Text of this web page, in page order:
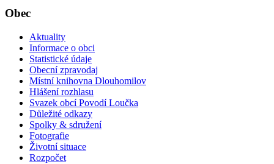
Obec
Aktuality
Informace o obci
Statistické údaje
Obecní zpravodaj
Místní knihovna Dlouhomilov
Hlášení rozhlasu
Svazek obcí Povodí Loučka
Důležité odkazy
Spolky & sdružení
Fotografie
Životní situace
Rozpočet